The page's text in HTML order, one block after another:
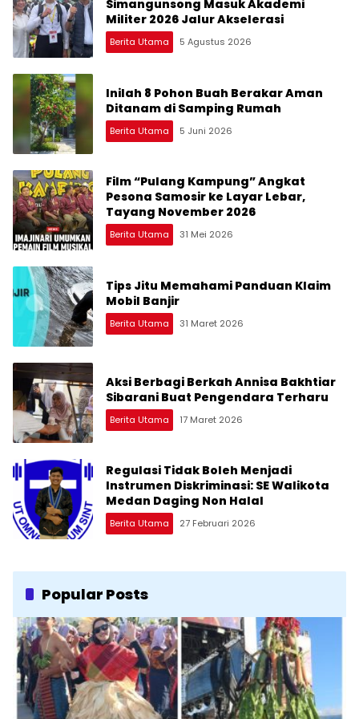
Simangunsong Masuk Akademi
Militer 2026 Jalur Akselerasi
Berita Utama 5 Agustus 2026
Inilah 8 Pohon Buah Berakar Aman
Ditanam di Samping Rumah
Berita Utama 5 Juni 2026
Film “Pulang Kampung” Angkat
Pesona Samosir ke Layar Lebar,
Tayang November 2026
Berita Utama 31 Mei 2026
Tips Jitu Memahami Panduan Klaim
Mobil Banjir
Berita Utama 31 Maret 2026
Aksi Berbagi Berkah Annisa Bakhtiar
Sibarani Buat Pengendara Terharu
Berita Utama 17 Maret 2026
Regulasi Tidak Boleh Menjadi
Instrumen Diskriminasi: SE Walikota
Medan Daging Non Halal
Berita Utama 27 Februari 2026
Popular Posts